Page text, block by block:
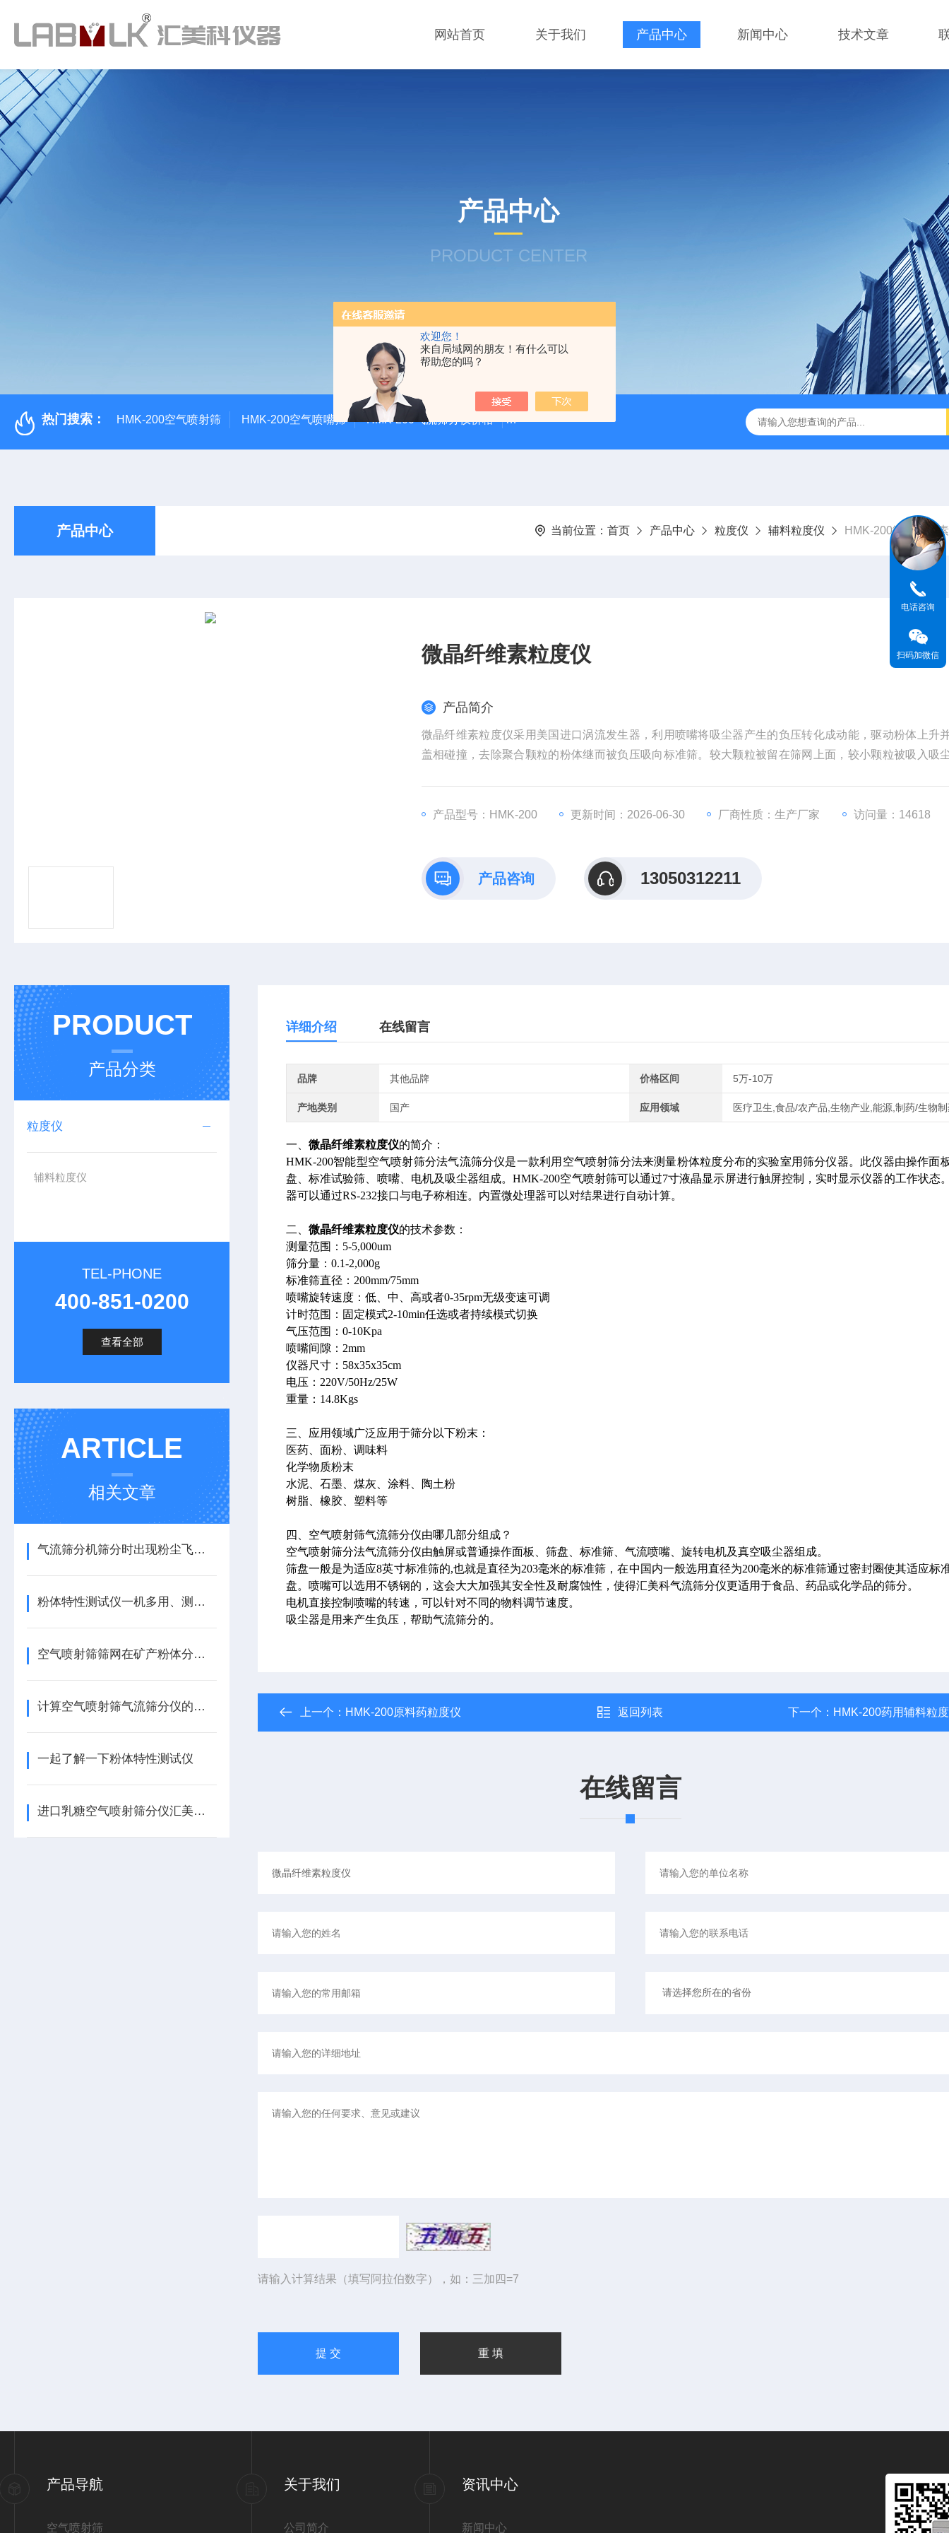
欢迎您！
来自局域网的朋友！有什么可以
帮助您的吗？
网站首页 关于我们 产品中心 新闻中心 技术文章
产品中心
PRODUCT CENTER
热门搜索： HMK-200空气喷射筛 HMK-200空气喷嘴筛 HMK-200气流筛分仪价格 HMK-200空气喷射筛alpine HMK-200200LS-N空气喷射筛 HMK-200e200ls气流
产品中心 当前位置： 首页 产品中心 粒度仪 辅料粒度仪 HMK-200微晶纤维
微晶纤维素粒度仪
产品简介
微晶纤维素粒度仪采用美国进口涡流发生器，利用喷嘴将吸尘器产生的负压转化成动能，驱动粉体上升
盖相碰撞，去除聚合颗粒的粉体继而被负压吸向标准筛。较大颗粒被留在筛网上面，较小颗粒被吸入吸
产品型号：HMK-200 更新时间：2026-06-30 厂商性质：生产厂家 访问量：14618
产品咨询 13050312211
PRODUCT
产品分类
粒度仪
辅料粒度仪
TEL-PHONE
400-851-0200
查看全部
ARTICLE
相关文章
气流筛分机筛分时出现粉尘飞扬怎么办？
粉体特性测试仪一机多用、测定条件灵活多样
空气喷射筛筛网在矿产粉体分级中的应用优势与场景适配分析
计算空气喷射筛气流筛分仪的公式2017年开始研发 510-177
一起了解一下粉体特性测试仪
进口乳糖空气喷射筛分仪汇美科HMK-200
详细介绍 在线留言
品牌 其他品牌 价格区间 5万-10万
产地类别 国产 应用领域 医疗卫生,食品/农产品,生物产业,能源,制药/生物
一、 微晶纤维素粒度仪的简介：
HMK-200智能型空气喷射筛分法气流筛分仪是一款利用空气喷射筛分法来测量粉体粒度分布的实验室用筛分仪器。此仪器由操作面
盘、标准试验筛、喷嘴、电机及吸尘器组成。HMK-200空气喷射筛可以通过7寸液晶显示屏进行触屏控制，实时显示仪器的工作状态
器可以通过RS-232接口与电子称相连。内置微处理器可以对结果进行自动计算。
二、 微晶纤维素粒度仪的技术参数：
测量范围：5-5,000um
筛分量：0.1-2,000g
标准筛直径：200mm/75mm
喷嘴旋转速度：低、中、高或者0-35rpm无级变速可调
计时范围：固定模式2-10min任选或者持续模式切换
气压范围：0-10Kpa
喷嘴间隙：2mm
仪器尺寸：58x35x35cm
电压：220V/50Hz/25W
重量：14.8Kgs
三、应用领域广泛应用于筛分以下粉末：
医药、面粉、调味料
化学物质粉末
水泥、石墨、煤灰、涂料、陶土粉
树脂、橡胶、塑料等
四、空气喷射筛气流筛分仪由哪几部分组成？
空气喷射筛分法气流筛分仪由触屏或普通操作面板、筛盘、标准筛、气流喷嘴、旋转电机及真空吸尘器组成。
筛盘一般是为适应8英寸标准筛的,也就是直径为203毫米的标准筛，在中国内一般选用直径为200毫米的标准筛通过密封圈使其适应标
盘。喷嘴可以选用不锈钢的，这会大大加强其安全性及耐腐蚀性，使得汇美科气流筛分仪更适用于食品、药品或化学品的筛分。
电机直接控制喷嘴的转速，可以针对不同的物料调节速度。
吸尘器是用来产生负压，帮助气流筛分的。
上一个： HMK-200原料药粒度仪 返回列表 下一个： HMK-200药用辅料粒
在线留言
请输入计算结果（填写阿拉伯数字），如：三加四=7
产品导航
空气喷射筛
关于我们
公司简介
资讯中心
新闻中心
电话咨询
扫码加微信